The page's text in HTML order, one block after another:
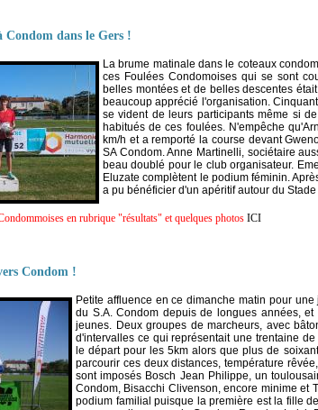
Condom dans le Gers !
La brume matinale dans le coteaux
ces Foulées Condomoises qui se sont
belles montées et de belles descentes
beaucoup apprécié l'organisation.
se vident de leurs participants même si
habitués de ces foulées. N'empêche
km/h et a remporté la course devant
SA Condom. Anne Martinelli, sociétaire
beau doublé pour le club organisateur.
Eluzate complètent le podium féminin.
a pu bénéficier d'un apéritif autour du Stade
en rubrique "résultats" et quelques photos ICI
Condom !
Petite affluence en ce dimanche matin pour
du S.A. Condom depuis de longues années,
jeunes. Deux groupes de marcheurs, avec
d'intervalles ce qui représentait une trentaine
le départ pour les 5km alors que plus de
parcourir ces deux distances, température
sont imposés Bosch Jean Philippe, un
Condom, Bisacchi Clivenson, encore minime et
podium familial puisque la première est la fille